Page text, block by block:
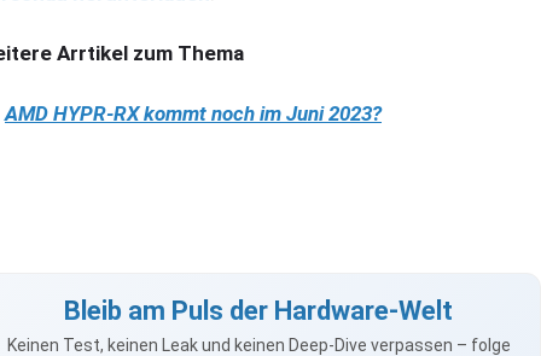
Arrtikel zum Thema
AMD HYPR-RX kommt noch im Juni 2023?
Bleib am Puls der Hardware-Welt
Keinen Test, keinen Leak und keinen Deep-Dive verpassen – folge